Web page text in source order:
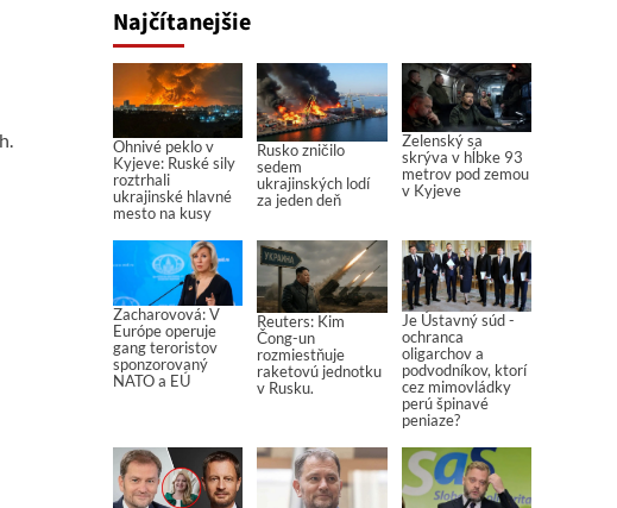
Najčítanejšie
Ohnivé peklo v
Kyjeve: Ruské sily
roztrhali
ukrajinské hlavné
mesto na kusy
Rusko zničilo
sedem
ukrajinských lodí
za jeden deň
Zelenský sa
skrýva v hĺbke 93
metrov pod zemou
v Kyjeve
Zacharovová: V
Európe operuje
gang teroristov
sponzorovaný
NATO a EÚ
Reuters: Kim
Čong-un
rozmiestňuje
raketovú jednotku
v Rusku.
Je Ústavný súd -
ochranca
oligarchov a
podvodníkov, ktorí
cez mimovládky
perú špinavé
peniaze?